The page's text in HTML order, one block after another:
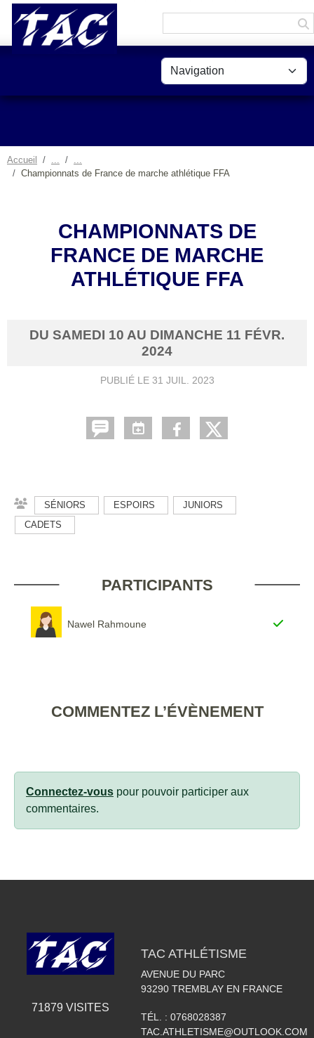
Accueil
Championnats de France de marche athlétique FFA
CHAMPIONNATS DE
FRANCE DE MARCHE
ATHLÉTIQUE FFA
DU SAMEDI 10 AU DIMANCHE 11 FÉVR.
2024
PUBLIÉ LE 31 JUIL. 2023
SÉNIORS ESPOIRS
JUNIORS
CADETS
PARTICIPANTS
Nawel Rahmoune
COMMENTEZ L’ÉVÈNEMENT
Connectez-vous pour pouvoir participer aux
commentaires.
71879 VISITES
TAC ATHLÉTISME
AVENUE DU PARC
93290 TREMBLAY EN FRANCE
TÉL. : 0768028387
TAC.ATHLETISME@OUTLOOK.COM
Panneau de gestion des cookies